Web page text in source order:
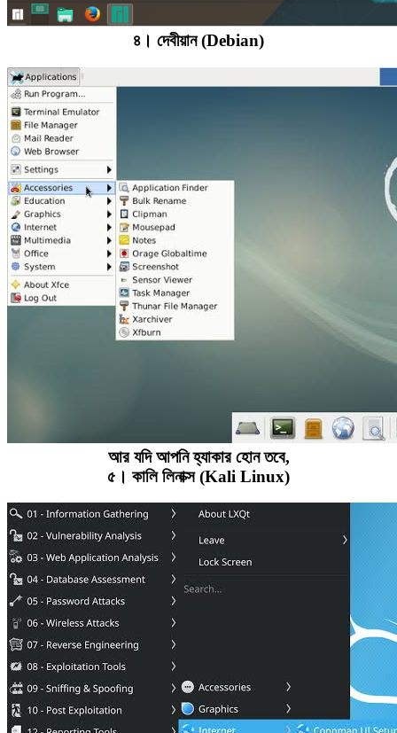
৪। দেবীয়ান (Debian)
আর যদি আপনি হ্যাকার হোন তবে,
৫। কালি লিনাক্স (Kali Linux)